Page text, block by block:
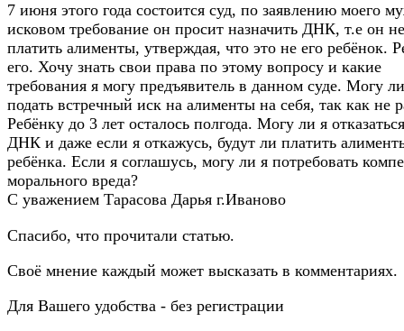
7 июня этого года состоится суд, по заявлению моего
исковом требование он просит назначить ДНК, т.е он
платить алименты, утверждая, что это не его ребёнок.
его. Хочу знать свои права по этому вопросу и какие
требования я могу предъявитель в данном суде. Могу
подать встречный иск на алименты на себя, так как не
Ребёнку до 3 лет осталось полгода. Могу ли я
ДНК и даже если я откажусь, будут ли платить
ребёнка. Если я соглашусь, могу ли я потребовать
морального вреда?
С уважением Тарасова Дарья г.Иваново
Спасибо, что прочитали статью.
Своё мнение каждый может высказать в комментариях.
Для Вашего удобства - без регистрации